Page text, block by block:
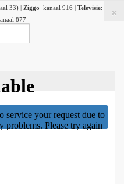
33) | Ziggo kanaal 916 | Televisie:
877
×